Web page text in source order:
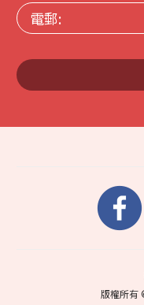
電
郵:
版權所有